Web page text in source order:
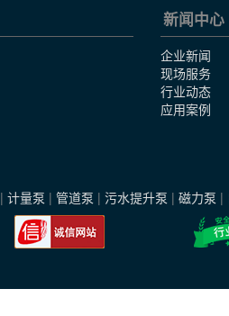
新闻中心
企业新闻
现场服务
行业动态
应用案例
| 计量泵 | 管道泵 | 污水提升泵 | 磁力泵 |